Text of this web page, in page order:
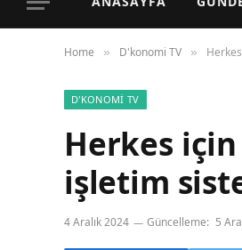
Home » D'konomi TV »
D'KONOMI TV
Herkes
işletim
4 Aralık 2024 Güncelleme: 5